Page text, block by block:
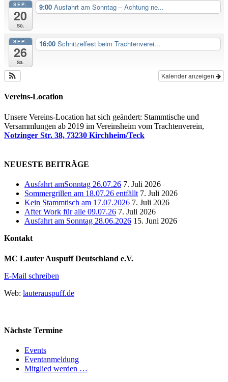
SEP.
20
So.
9:00 Ausfahrt am Sonntag – Achtung ne...
SEP.
26
Sa.
16:00 Schnitzelfest beim Trachtenverei...
Kalender anzeigen
Vereins-Location
Unsere Vereins-Location hat sich geändert: Stammtische und
Versammlungen ab 2019 im Vereinsheim vom Trachtenverein,
Notzinger Str. 38, 73230 Kirchheim/Teck
NEUESTE BEITRÄGE
Ausfahrt amSonntag 26.07.26 7. Juli 2026
Sommergrillen am 18.07.26 entfällt 7. Juli 2026
Kein Stammtisch am 17.07.2026 7. Juli 2026
After Work für alle 09.07.26 7. Juli 2026
Ausfahrt am Sonntag 28.06.2026 15. Juni 2026
Kontakt
MC Lauter Auspuff Deutschland e.V.
E-Mail schreiben
Web: lauterauspuff.de
Nächste Termine
Events
Eventanmeldung
Mitglied werden …